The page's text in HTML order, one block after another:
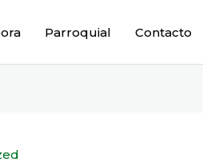
Parroquial Contacto